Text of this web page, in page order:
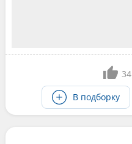
34
В подборку